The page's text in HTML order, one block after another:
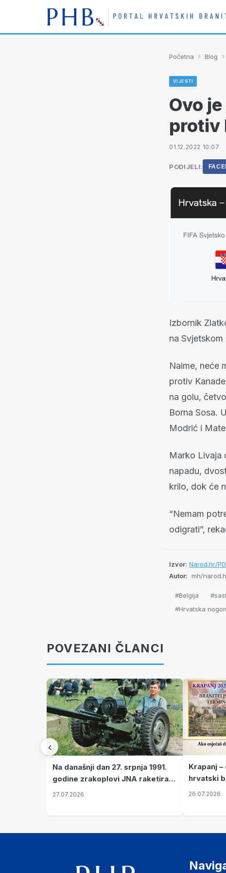
Početna › Blog ›
VIJESTI
Ovo
protiv
01.12.2022 10:07
PODIJELI:
Izbornik
na
Naime, neće
protiv
na golu,
Borna Sosa.
Modrić i
Marko Livaja
napadu,
krilo, dok će
“Nemam
odigrati”,
Izvor: Narod.hr/
Autor: mh/
#Belgija
#Hrvatska
POVEZANI ČLANCI
‹
Na današnji dan 27. srpnja 1991.
godine zrakoplovi JNA raketirali
su vojarnu i obučni centar "Nikola
27.07.2026
Krapanj
hrvatski
pronalaze
26.07.2026